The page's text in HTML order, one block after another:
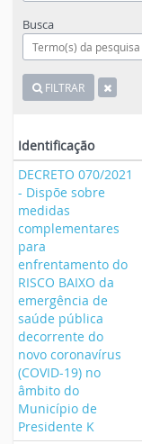
Busca
FILTRAR
Identificação
DECRETO 070/2021
- Dispõe sobre
medidas
complementares
para
enfrentamento do
RISCO BAIXO da
emergência de
saúde pública
decorrente do
novo coronavírus
(COVID-19) no
âmbito do
Município de
Presidente K